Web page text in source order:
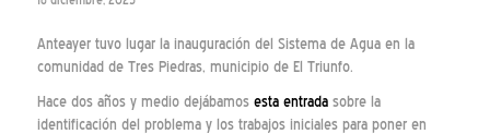
Anteayer tuvo lugar la inauguración del Sistema de Agua en la
comunidad de Tres Piedras, municipio de El Triunfo.
Hace dos años y medio dejábamos esta entradasobre la
identificación del problema y los trabajos iniciales para poner en